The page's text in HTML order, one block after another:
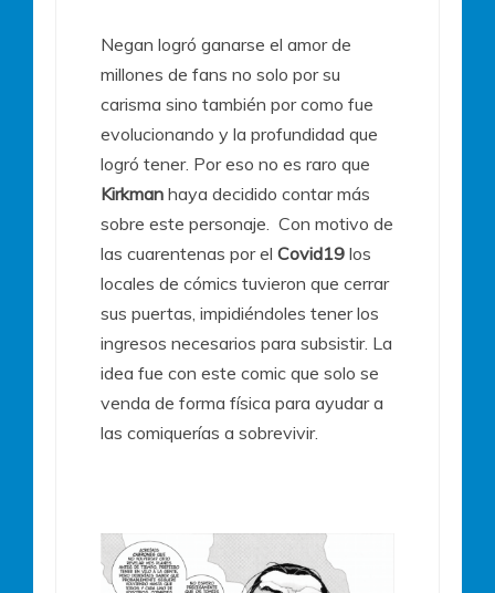
Negan logró ganarse el amor de
millones de fans no solo por su
carisma sino también por como fue
evolucionando y la profundidad que
logró tener. Por eso no es raro que
Kirkman haya decidido contar más
sobre este personaje. Con motivo de
las cuarentenas por el Covid19 los
locales de cómics tuvieron que cerrar
sus puertas, impidiéndoles tener los
ingresos necesarios para subsistir. La
idea fue con este comic que solo se
venda de forma física para ayudar a
las comiquerías a sobrevivir.